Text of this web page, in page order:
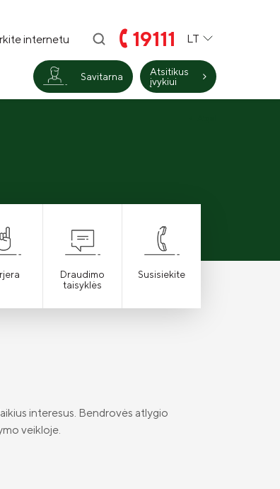
internetu 19111 LT
Savitarna
Atsitikus
įvykiui
Draudimo
taisyklės
Susisiekite
interesus. Bendrovės atlygio
veikloje.